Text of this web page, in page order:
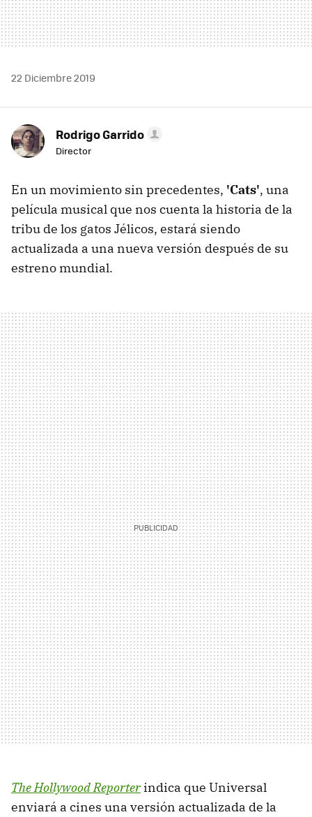
22 Diciembre 2019
Rodrigo Garrido
Director
En un movimiento sin precedentes, 'Cats', una
película musical que nos cuenta la historia de la
tribu de los gatos Jélicos, estará siendo
actualizada a una nueva versión después de su
estreno mundial.
The Hollywood Reporterindica que Universal
enviará a cines una versión actualizada de la